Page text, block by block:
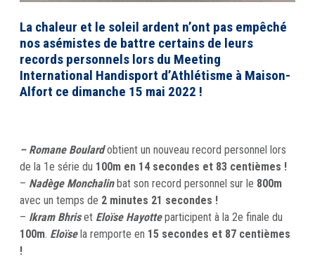
La chaleur et le soleil ardent n’ont pas empêché
nos asémistes de battre certains de leurs
records personnels lors du Meeting
International Handisport d’Athlétisme à Maison-
Alfort ce dimanche 15 mai 2022 !
– Romane Boulardobtient un nouveau record personnel lors
de la 1e série du 100m en 14 secondes et 83 centièmes !
– Nadège Monchalinbat son record personnel sur le 800m
avec un temps de 2 minutes 21 secondes !
– Ikram Bhriset Eloïse Hayotteparticipent à la 2e finale du
100m. Eloïsela remporte en 15 secondes et 87 centièmes
!